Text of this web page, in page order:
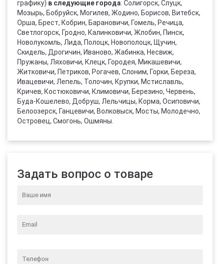
графику) в следующие города: Солигорск, Слуцк,
Мозырь, Бобруйск, Могилев, Жодино, Борисов, Витебск,
Орша, Брест, Кобрин, Барановичи, Гомель, Речица,
Светлогорск, Гродно, Калинковичи, Жлобин, Пинск,
Новолукомль, Лида, Полоцк, Новополоцк, Щучин,
Скидель, Дрогичин, Иваново, Жабинка, Несвиж,
Пружаны, Ляховичи, Клецк, Городея, Микашевичи,
Житковичи, Петриков, Рогачев, Слоним, Горки, Береза,
Ивацевичи, Лепель, Толочин, Крупки, Мстиславль,
Кричев, Костюковичи, Климовичи, Березино, Червень,
Буда-Кошелево, Добруш, Лельчицы, Корма, Осиповичи,
Белоозерск, Ганцевичи, Волковыск, Мосты, Молодечно,
Островец, Смогонь, Ошмяны.
Задать вопрос о товаре